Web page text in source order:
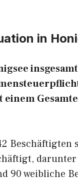
in
einem
Beschäftigten
darunter
90 weibliche